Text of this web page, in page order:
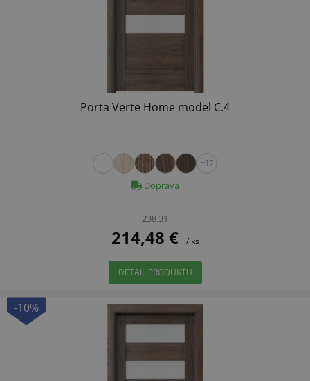
Porta Verte Home model C.4
+17
Doprava
238.31
214,48 € / ks
DETAIL PRODUKTU
-10%